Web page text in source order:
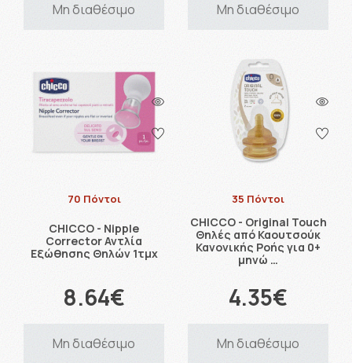
Μη διαθέσιμο Μη διαθέσιμο
70 Πόντοι
CHICCO - Nipple
Corrector Αντλία
Εξώθησης Θηλών 1τμχ
8.64€
Μη διαθέσιμο
35 Πόντοι
CHICCO - Original Touch
Θηλές από Καουτσούκ
Κανονικής Ροής για 0+
μηνώ …
4.35€
Μη διαθέσιμο